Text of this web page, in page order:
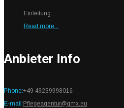
Einleitung:…
Read more...
Anbieter Info
Phone:+49 49239998016
E-mail: Pflegeagentur@gmx.eu